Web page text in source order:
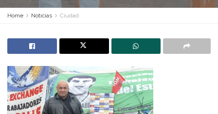
Home Noticias Ciudad